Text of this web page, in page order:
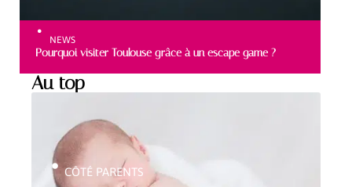
NEWS
Pourquoi visiter Toulouse grâce à un escape game ?
Au top
CÔTÉ PARENTS